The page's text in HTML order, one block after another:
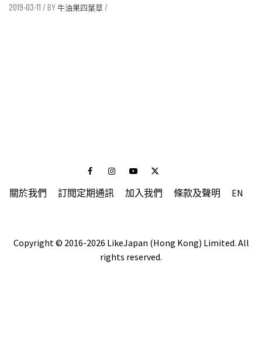
2019-03-11 / 牛油果四葉草/
FacebookInstagramYoutubeTwitter
關於我們 訂閱定期通訊 加入我們 條款及聲明 EN
Copyright © 2016-2026 LikeJapan (Hong Kong) Limited. All
rights reserved.